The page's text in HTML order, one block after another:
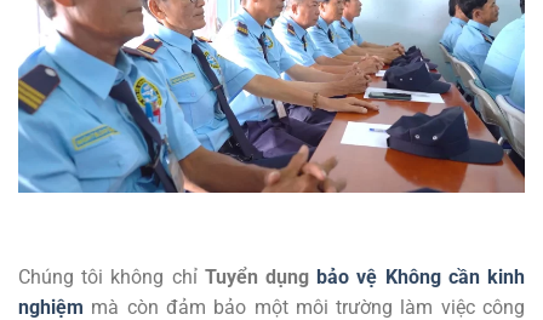
Chúng tôi không chỉ Tuyển dụngbảo vệ Không cần kinh
nghiệm mà còn đảm bảo một môi trường làm việc công